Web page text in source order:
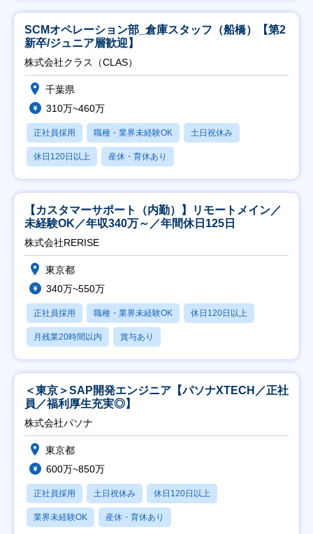
SCMオペレーション部_倉庫スタッフ（船橋）【第2
新卒/ジュニア層歓迎】
株式会社クラス（CLAS）
千葉県
310万~460万
正社員採用 職種・業界未経験OK 土日祝休み
休日120日以上 産休・育休あり
【カスタマーサポート（内勤）】リモートメイン／
未経験OK／年収340万～／年間休日125日
株式会社RERISE
東京都
340万~550万
正社員採用 職種・業界未経験OK 休日120日以上
月残業20時間以内 賞与あり
＜東京＞SAP開発エンジニア【パソナXTECH／正社
員／福利厚生充実◎】
株式会社パソナ
東京都
600万~850万
正社員採用 土日祝休み 休日120日以上
業界未経験OK 産休・育休あり